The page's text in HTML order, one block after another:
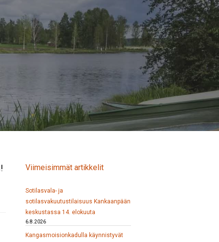
Viimeisimmät artikkelit
Sotilasvala- ja
sotilasvakuutustilaisuus Kankaanpään
keskustassa 14. elokuuta
6.8.2026
Kangasmoisionkadulla käynnistyvät